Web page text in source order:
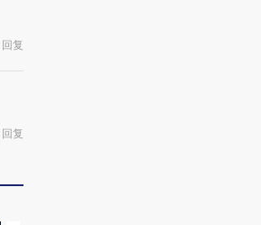
回复
回复